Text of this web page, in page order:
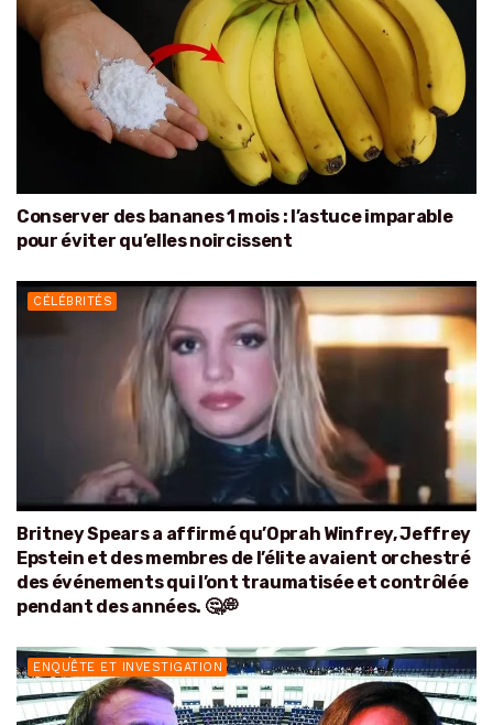
Conserver des bananes 1 mois : l’astuce imparable
pour éviter qu’elles noircissent
CÉLÉBRITÉS
Britney Spears a affirmé qu’Oprah Winfrey, Jeffrey
Epstein et des membres de l’élite avaient orchestré
des événements qui l’ont traumatisée et contrôlée
pendant des années. 🤔💭
ENQUÊTE ET INVESTIGATION